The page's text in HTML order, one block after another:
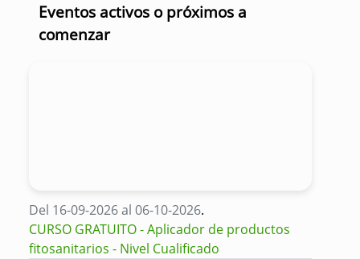
Eventos activos o próximos a
comenzar
Del 16-09-2026 al 06-10-2026.
CURSO GRATUITO - Aplicador de productos
fitosanitarios - Nivel Cualificado